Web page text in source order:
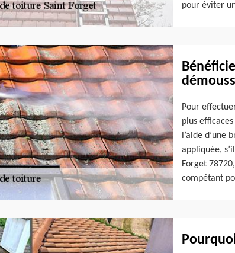
pour éviter
Pour
plus
l’aide
appliquée,
Forget
compétant